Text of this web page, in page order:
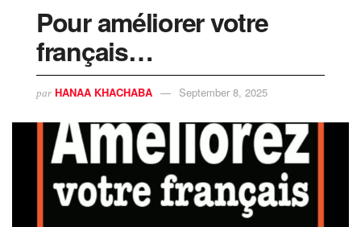
Pour améliorer votre
français…
par HANAA KHACHABA September 8, 2025